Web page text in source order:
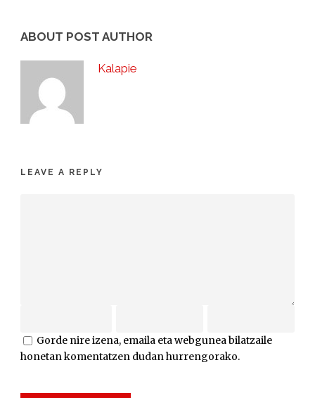
ABOUT POST AUTHOR
Kalapie
LEAVE A REPLY
Gorde nire izena, emaila eta webgunea bilatzaile
honetan komentatzen dudan hurrengorako.